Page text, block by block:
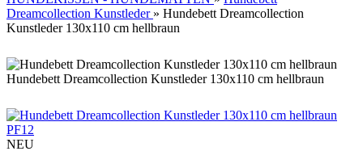
Dreamcollection Kunstleder » Hundebett Dreamcollection
Kunstleder 130x110 cm hellbraun
Hundebett Dreamcollection Kunstleder 130x110 cm hellbraun
PF12
NEU